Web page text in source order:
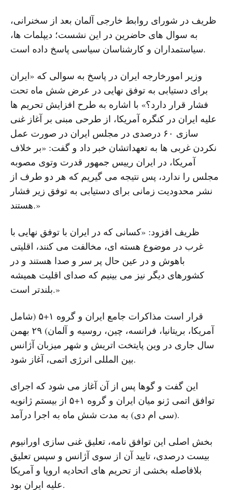
ظریف در شورای روابط خارجی آلمان بعد از سخنرانی،
به سوال های حاضرین در این نشست؛ دیپلمات ها،
سیاستمداران و کارشناسان سیاسی پاسخ داده است.
وزیر امورخارجه ایران در پاسخ به سوالی که «ایران
برای دستیابی به توفق نهایی در عرض شش ماه تحت
فشار قرار دارد؟» با اشاره به طرح افزایش تحریم ها
علیه ایران در کنگره آمریکا، از طرحی مبنی بر آغاز غنی
سازی ۶۰ درصدی در مجلس ایران در صورت عمل
نکردن غربی ها به تعهداتشان خبر داد و گفت: «بر خلاف
آمریکا، در ایران رییس جمهور قدرت وتوی مصوبه
مجلس را ندارد، پس نتیجه می گیریم که هر دو طرف از
نشر محدودیت زمانی برای دستیابی به توفق زیر فشار
هستند.»
ظریف افزود: «کسانی که در ایران با توفق نهایی با
غرب در موضوع هسته ای، مخالفت می کنند، اقلیتی
باهوش و در عین حال پر سر و صدا هستند و در
کشورهای دیگر نیز می بینیم که صدای اقلیت همیشه
بلندتر است.»
قرار است مذاکرات جامع ایران و گروه ۱+۵ (شامل
آمریکا، بریتانیا، فرانسه، چین، روسیه و آلمان) ۲۹ بهمن
سال جاری در وین پایتخت اتریش و شهر میزبان آژانس
بین المللی انرژی اتمی، آغاز شود.
این گفت و گوها پس از آن آغاز می شود که اجرای
توافق اتمی ژنو میان ایران و گروه ۱+۵ از بیستم ژانویه
(سی ام دی) به مدت شش ماه به اجرا درآمد.
بخش اصلی این توافق نامه، تعلیق غنی سازی اورانیوم
بیست درصدی، تایید آن از سوی آژانس و سپس تعلیق
بلافاصله بخشی از تحریم های اتحادیه اروپا و آمریکا
علیه ایران بود.